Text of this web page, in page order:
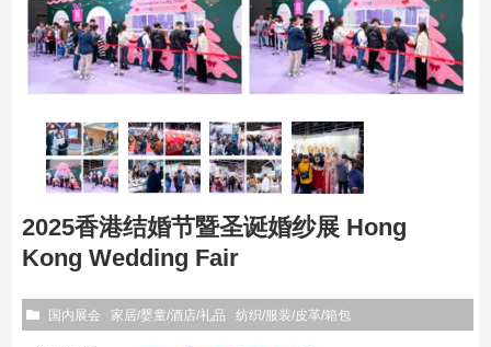
2025香港结婚节暨圣诞婚纱展 Hong
Kong Wedding Fair
国内展会 家居/婴童/酒店/礼品 纺织/服装/皮革/箱包